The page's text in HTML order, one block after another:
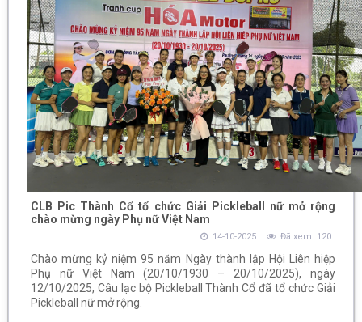
CLB Pic Thành Cổ tổ chức Giải Pickleball nữ mở rộng
chào mừng ngày Phụ nữ Việt Nam
14-10-2025 Đã xem: 120
Chào mừng kỷ niệm 95 năm Ngày thành lập Hội Liên hiệp
Phụ nữ Việt Nam (20/10/1930 – 20/10/2025), ngày
12/10/2025, Câu lạc bộ Pickleball Thành Cổ đã tổ chức Giải
Pickleball nữ mở rộng.